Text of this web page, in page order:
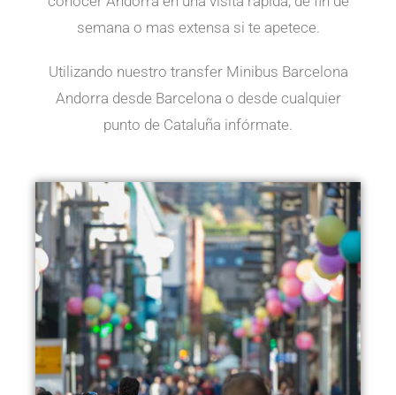
semana o mas extensa si te apetece.
Utilizando nuestro transfer Minibus Barcelona
Andorra desde Barcelona o desde cualquier
punto de Cataluña infórmate.